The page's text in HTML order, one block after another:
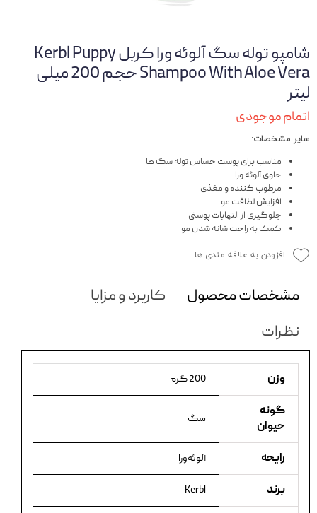
شامپو توله سگ آلوئه ورا کربل Kerbl Puppy
Shampoo With Aloe Vera حجم 200 میلی
لیتر
اتمام موجودی
سایر مشخصات:
مناسب برای پوست حساس توله سگ ها
حاوی آلوئه ورا
مرطوب کننده و مغذی
افزایش لطافت مو
جلوگیری از التهابات پوستی
کمک به راحت شانه شدن مو
افزودن به علاقه مندی ها
مشخصات محصول
کاربرد و مزایا
نظرات
وزن 200 گرم
گونه
حیوان
سگ
رایحه آلوئه‌ورا
برند Kerbl